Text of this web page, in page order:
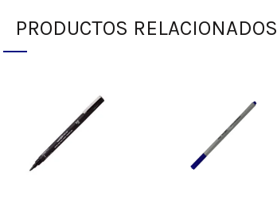
PRODUCTOS RELACIONADOS